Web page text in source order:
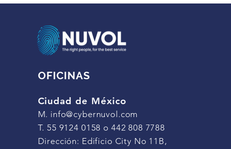
OFICINAS
Ciudad de México
M. info@cybernuvol.com
T. 55 9124 0158 o 442 808 7788
Dirección: Edificio City No 11B,